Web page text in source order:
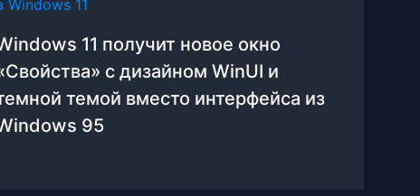
11 получит новое окно
с дизайном WinUI и
темой вместо интерфейса из
95